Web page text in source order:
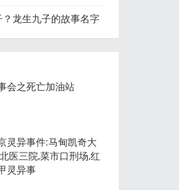
了
龙生九子的故事名字
会之死亡加油站
灵异事件:马甸凯奇大
医三院,菜市口刑场,红
灵异事